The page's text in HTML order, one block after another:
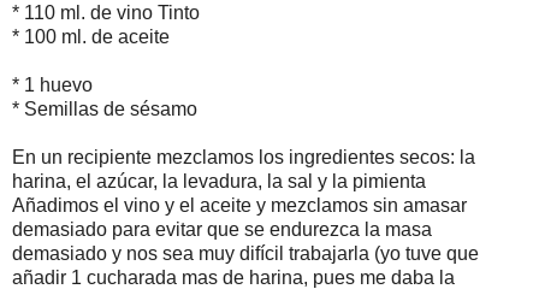
* 110 ml. de vino Tinto
* 100 ml. de aceite
* 1 huevo
* Semillas de sésamo
En un recipiente mezclamos los ingredientes secos: la
harina, el azúcar, la levadura, la sal y la pimienta
Añadimos el vino y el aceite y mezclamos sin amasar
demasiado para evitar que se endurezca la masa
demasiado y nos sea muy difícil trabajarla (yo tuve que
añadir 1 cucharada mas de harina, pues me daba la